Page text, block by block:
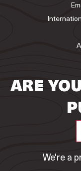
ARE
We're a